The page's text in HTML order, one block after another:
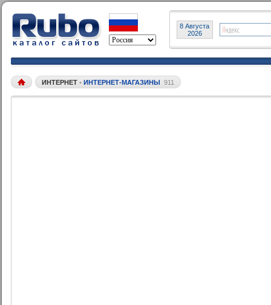
8 Августа
2026
ИНТЕРНЕТ • ИНТЕРНЕТ-МАГАЗИНЫ 911